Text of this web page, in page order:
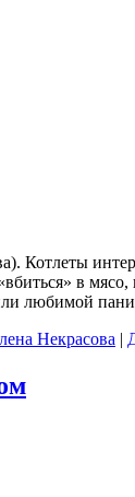
Котлеты
в
любимой
Некрасова |